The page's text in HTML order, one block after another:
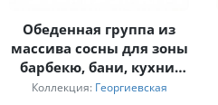
Обеденная группа из
массива сосны для зоны
барбекю, бани, кухни-
столовой
Коллекция: Георгиевская